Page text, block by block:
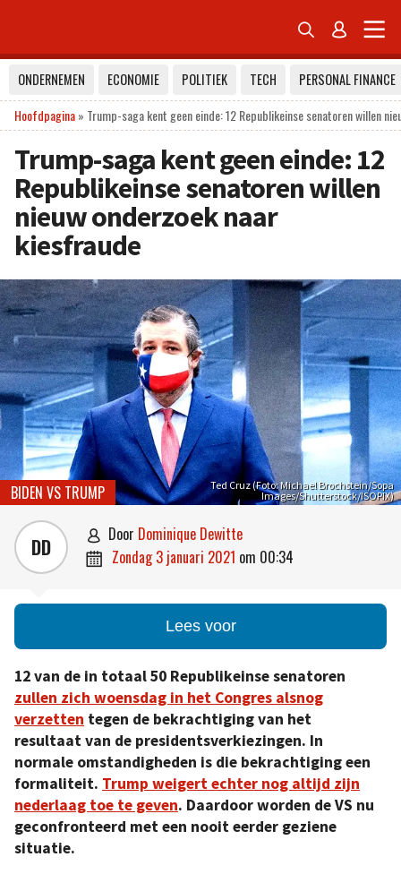
 
ONDERNEMEN ECONOMIE POLITIEK TECH
PERSONAL FINANCE
Hoofdpagina» Trump-saga kent geen einde: 12 Republikeinse senatoren willen
Trump-saga kent geen einde: 12
Republikeinse senatoren willen
nieuw onderzoek naar
kiesfraude
Ted Cruz (Foto: Michael Brochstein/Sopa
Images/Shutterstock/ISOPIX)
BIDEN VS TRUMP
DD  door Dominique Dewitte
 zondag 3 januari 2021 om 00:34
Lees voor
12 van de in totaal 50 Republikeinse senatoren
zullen zich woensdag in het Congres alsnog
verzetten tegen de bekrachtiging van het
resultaat van de presidentsverkiezingen. In
normale omstandigheden is die bekrachtiging een
formaliteit. Trump weigert echter nog altijd zijn
nederlaag toe te geven. Daardoor worden de VS nu
geconfronteerd met een nooit eerder geziene
situatie.